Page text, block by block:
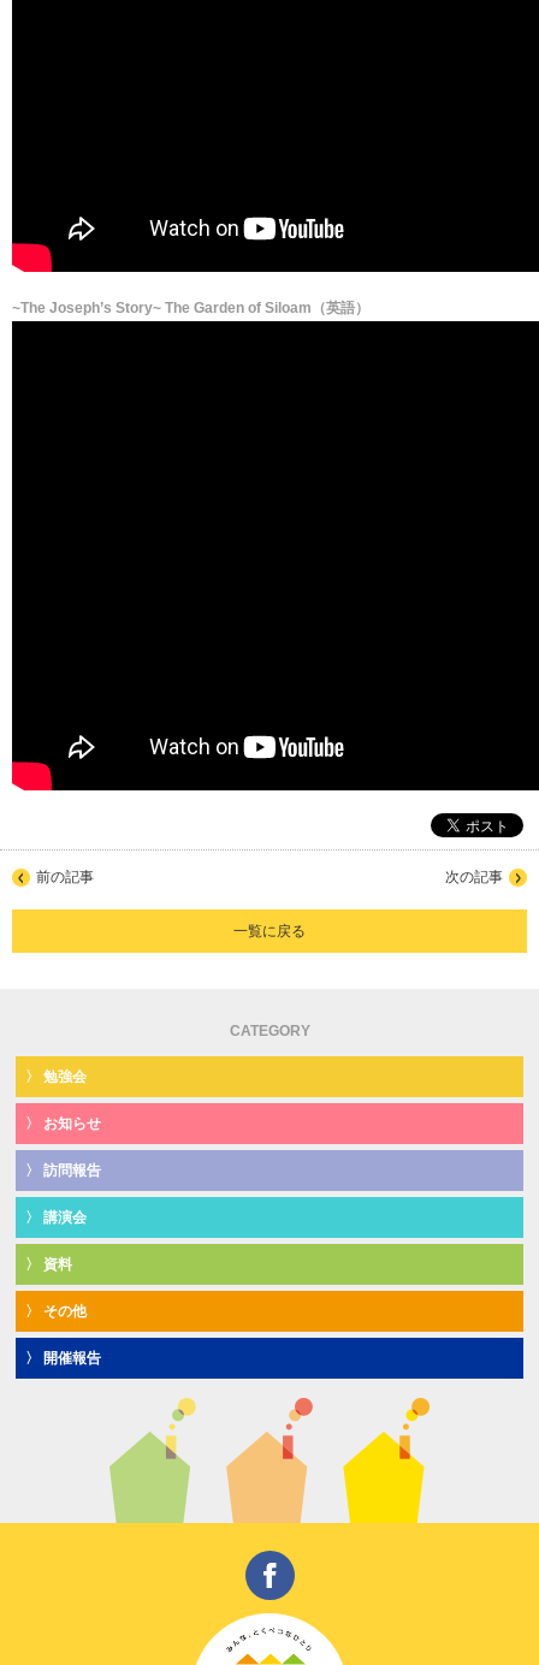
~The Joseph’s Story~ The Garden of Siloam（英語）
前の記事
一覧に戻る
次の記事
CATEGORY
勉強会
お知らせ
訪問報告
講演会
資料
その他
開催報告